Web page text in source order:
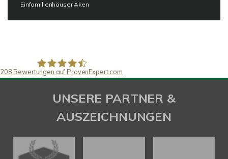
Einfamilienhäuser Aken
SAW Immobilien
208 Bewertungen auf ProvenExpert.com
UNSERE PARTNER &
AUSZEICHNUNGEN